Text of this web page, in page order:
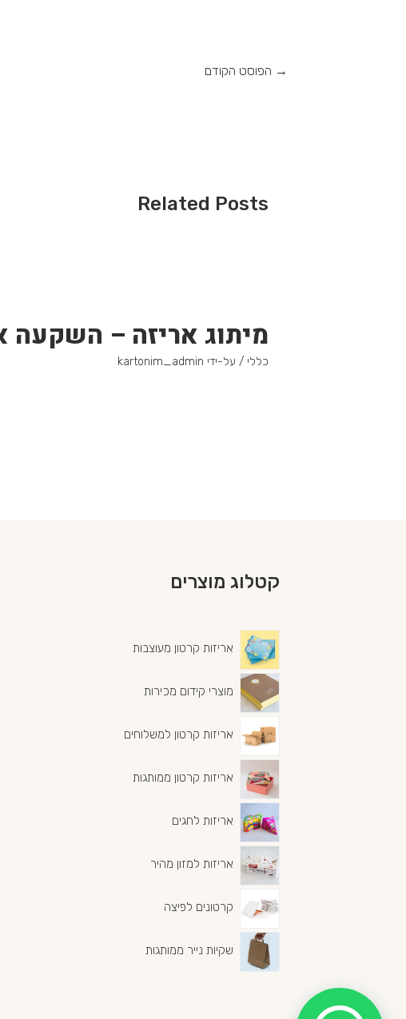
→ הפוסט הקודם
Related Posts
מיתוג אריזה – השקעה
כללי / על-ידי kartonim_admin
קטלוג מוצרים
אריזות קרטון מעוצבות
מוצרי קידום מכירות
אריזות קרטון למשלוחים
אריזות קרטון ממותגות
אריזות לחגים
אריזות למזון מהיר
קרטונים לפיצה
שקיות נייר ממותגות